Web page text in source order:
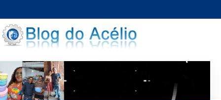
para
o
conteúdo